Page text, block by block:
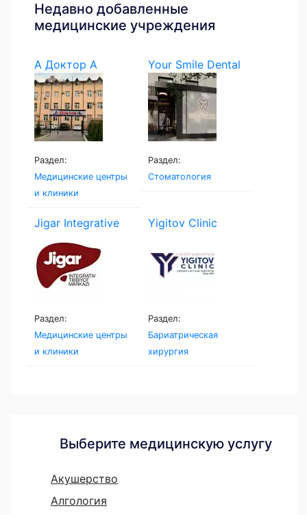
Недавно добавленные
медицинские учреждения
А Доктор А
Раздел:
Медицинские центры
и клиники
Your Smile Dental
Раздел:
Стоматология
Jigar Integrative
Раздел:
Медицинские центры
и клиники
Yigitov Clinic
Раздел:
Бариатрическая
хирургия
Выберите медицинскую услугу
Акушерство
Алгология